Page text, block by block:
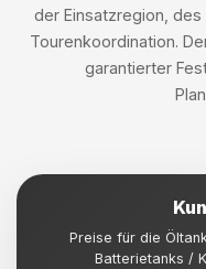
der Einsatzregion,
Tourenkoordination.
garantierter
Preise für die
Batterietanks /